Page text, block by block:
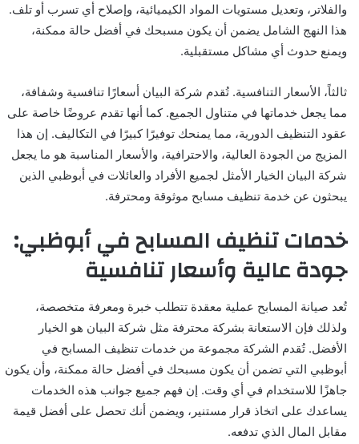
والفلاتر، وتعديل مستويات المواد الكيميائية، وإصلاح أي تسرب أو تلف.
هذا النهج الشامل يضمن أن يكون مسبحك في أفضل حالة ممكنة،
ويمنع حدوث أي مشاكل مستقبلية.
ثالثاً، الأسعار التنافسية. تُقدم شركة البيان أسعارًا تنافسية وشفافة،
مما يجعل خدماتها في متناول الجميع. كما أنها تقدم عروضًا خاصة على
عقود التنظيف الدورية، مما يمنحك توفيرًا كبيرًا في التكاليف. إن هذا
المزيج من الجودة العالية، والاحترافية، والأسعار المناسبة هو ما يجعل
شركة البيان الخيار الأمثل لجميع الأفراد والعائلات في أبوظبي الذين
يبحثون عن خدمة تنظيف مسابح موثوقة ومحترفة.
خدمات تنظيف المسابح في أبوظبي:
جودة عالية وأسعار تنافسية
تُعد صيانة المسابح عملية معقدة تتطلب خبرة ومعرفة متخصصة،
ولذلك فإن الاستعانة بشركة محترفة مثل شركة البيان هو الخيار
الأفضل. تُقدم الشركة مجموعة من خدمات تنظيف المسابح في
أبوظبي التي تضمن أن يكون مسبحك في أفضل حالة ممكنة، وأن يكون
جاهزًا للاستخدام في أي وقت. إن فهم جميع جوانب هذه الخدمات
يساعدك على اتخاذ قرار مستنير، ويضمن أنك تحصل على أفضل قيمة
مقابل المال الذي تدفعه.